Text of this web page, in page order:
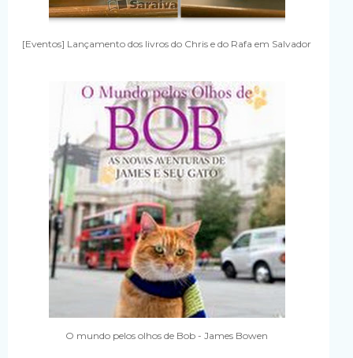
[Eventos] Lançamento dos livros do Chris e do Rafa em Salvador
O mundo pelos olhos de Bob - James Bowen